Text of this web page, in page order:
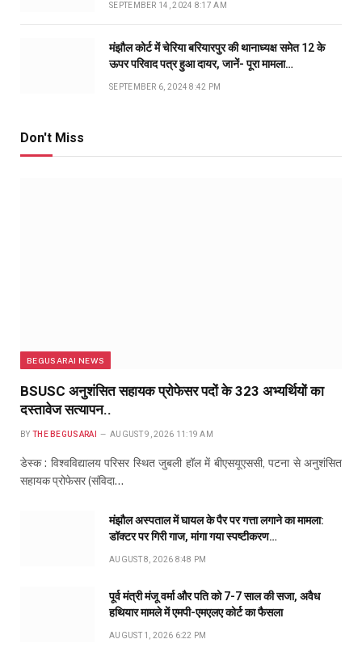
SEPTEMBER 14, 2024 8:17 AM
मंझौल कोर्ट में चेरिया बरियारपुर की थानाध्यक्ष समेत 12 के
ऊपर परिवाद पत्र हुआ दायर, जानें- पूरा मामला…
SEPTEMBER 6, 2024 8:42 PM
Don't Miss
BEGUSARAI NEWS
BSUSC अनुशंसित सहायक प्रोफेसर पदों के 323 अभ्यर्थियों का
दस्तावेज सत्यापन..
BY THE BEGUSARAI AUGUST 9, 2026 11:19 AM
डेस्क : विश्वविद्यालय परिसर स्थित जुबली हॉल में बीएसयूएससी, पटना से अनुशंसित
सहायक प्रोफेसर (संविदा…
मंझौल अस्पताल में घायल के पैर पर गत्ता लगाने का मामला:
डॉक्टर पर गिरी गाज, मांगा गया स्पष्टीकरण…
AUGUST 8, 2026 8:48 PM
पूर्व मंत्री मंजू वर्मा और पति को 7-7 साल की सजा, अवैध
हथियार मामले में एमपी-एमएलए कोर्ट का फैसला
AUGUST 1, 2026 6:22 PM